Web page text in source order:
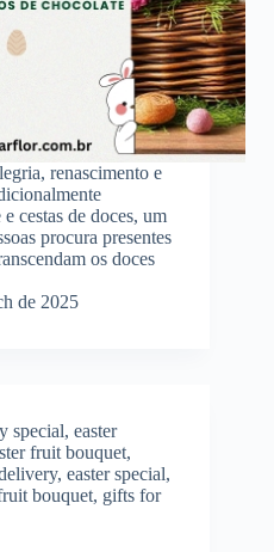
renascimento e
cestas de doces, um
procura presentes
os doces
de 2025
special, easter
fruit bouquet,
, easter special,
bouquet, gifts for